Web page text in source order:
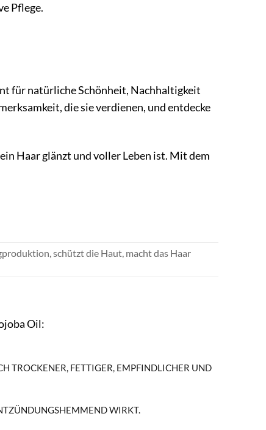
Pflege.
für natürliche Schönheit, Nachhaltigkeit
die sie verdienen, und entdecke
Haar glänzt und voller Leben ist. Mit dem
schützt die Haut, macht das Haar
Oil:
TROCKENER, FETTIGER, EMPFINDLICHER UND M
WIRKT.